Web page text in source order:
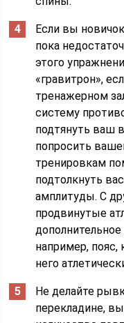
Если вы
пока
этого
«гравитрон»,
тренажерном
систему
подтянуть ваш
попросить
тренировкам
подтолкнуть
амплитуды. С
продвинутые
например, пояс,
него
Не делайте
перекладине,